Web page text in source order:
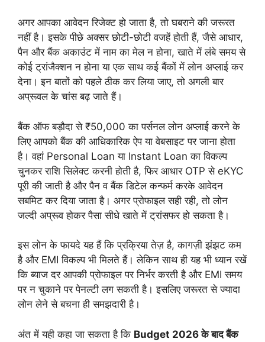
अगर आपका आवेदन रिजेक्ट हो जाता है, तो घबराने की जरूरत
नहीं है। इसके पीछे अक्सर छोटी-छोटी वजहें होती हैं, जैसे आधार,
पैन और बैंक अकाउंट में नाम का मेल न होना, खाते में लंबे समय से
कोई ट्रांजैक्शन न होना या एक साथ कई बैंकों में लोन अप्लाई कर
देना। इन बातों को पहले ठीक कर लिया जाए, तो अगली बार
अप्रूवल के चांस बढ़ जाते हैं।
बैंक ऑफ बड़ौदा से ₹50,000 का पर्सनल लोन अप्लाई करने के
लिए आपको बैंक की आधिकारिक ऐप या वेबसाइट पर जाना होता
है। वहां Personal Loan या Instant Loan का विकल्प
चुनकर राशि सिलेक्ट करनी होती है, फिर आधार OTP से eKYC
पूरी की जाती है और पैन व बैंक डिटेल कन्फर्म करके आवेदन
सबमिट कर दिया जाता है। अगर प्रोफाइल सही रही, तो लोन
जल्दी अप्रूव होकर पैसा सीधे खाते में ट्रांसफर हो सकता है।
इस लोन के फायदे यह हैं कि प्रक्रिया तेज़ है, कागज़ी झंझट कम
है और EMI विकल्प भी मिलते हैं। लेकिन साथ ही यह भी ध्यान रखें
कि ब्याज दर आपकी प्रोफाइल पर निर्भर करती है और EMI समय
पर न चुकाने पर पेनल्टी लग सकती है। इसलिए जरूरत से ज्यादा
लोन लेने से बचना ही समझदारी है।
अंत में यही कहा जा सकता है कि Budget 2026 के बाद बैंक